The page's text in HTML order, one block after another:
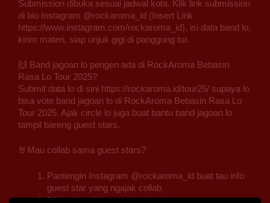
Submission dibuka sesuai jadwal kota. Klik link submission
di bio Instagram @rockaroma_id (Insert Link
https://www.instagram.com/rockaroma_id), isi data band lo,
kirim materi, siap unjuk gigi di panggung tur.
🙌 Band jagoan lo pengen ada di RockAroma Bebasin
Rasa Lo Tour 2025?
Submit data lo di sini https://rockaroma.id/tour25/supaya lo
bisa vote band jagoan lo di RockAroma Bebasin Rasa Lo
Tour 2025. Ajak circle lo juga buat bantu band jagoan lo
tampil bareng guest stars.
🤘Mau collab sama guest stars?
Pantengin Instagram @rockaroma_id buat tau info
guest star yang ngajak collab
Bikin video full cover lagu band guest star yang